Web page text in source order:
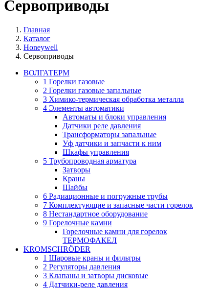
Сервоприводы
Главная
Каталог
Honeywell
Сервоприводы
ВОЛГАТЕРМ
1 Горелки газовые
2 Горелки газовые запальные
3 Химико-термическая обработка металла
4 Элементы автоматики
Автоматы и блоки управления
Датчики реле давления
Трансформаторы запальные
Уф датчики и запчасти к ним
Шкафы управления
5 Трубопроводная арматура
Затворы
Краны
Шайбы
6 Радиационные и погружные трубы
7 Комплектующие и запасные части горелок
8 Нестандартное оборудование
9 Горелочные камни
Горелочные камни для горелок
ТЕРМОФАКЕЛ
KROMSCHRÖDER
1 Шаровые краны и фильтры
2 Регуляторы давления
3 Клапаны и затворы дисковые
4 Датчики-реле давления